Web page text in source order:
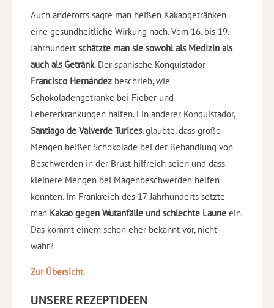
Auch anderorts sagte man heißen Kakaogetränken
eine gesundheitliche Wirkung nach. Vom 16. bis 19.
Jahrhundert schätzte man sie sowohl als Medizin als
auch als Getränk. Der spanische Konquistador
Francisco Hernández beschrieb, wie
Schokoladengetränke bei Fieber und
Lebererkrankungen halfen. Ein anderer Konquistador,
Santiago de Valverde Turices, glaubte, dass große
Mengen heißer Schokolade bei der Behandlung von
Beschwerden in der Brust hilfreich seien und dass
kleinere Mengen bei Magenbeschwerden helfen
konnten. Im Frankreich des 17. Jahrhunderts setzte
man Kakao gegen Wutanfälle und schlechte Laune ein.
Das kommt einem schon eher bekannt vor, nicht
wahr?
Zur Übersicht
UNSERE REZEPTIDEEN